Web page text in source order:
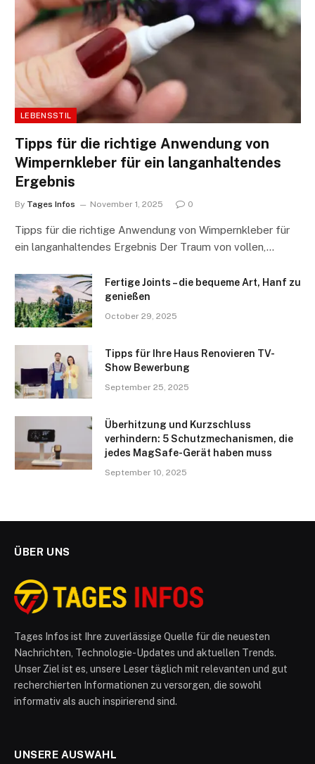
LEBENSSTIL
Tipps für die richtige Anwendung von
Wimpernkleber für ein langanhaltendes
Ergebnis
By Tages Infos November 1, 2025 0
Tipps für die richtige Anwendung von Wimpernkleber für
ein langanhaltendes Ergebnis Der Traum von vollen,…
Fertige Joints – die bequeme Art, Hanf zu
genießen
October 29, 2025
Tipps für Ihre Haus Renovieren TV-
Show Bewerbung
September 25, 2025
Überhitzung und Kurzschluss
verhindern: 5 Schutzmechanismen, die
jedes MagSafe-Gerät haben muss
September 10, 2025
ÜBER UNS
Tages Infos ist Ihre zuverlässige Quelle für die neuesten
Nachrichten, Technologie-Updates und aktuellen Trends.
Unser Ziel ist es, unsere Leser täglich mit relevanten und gut
recherchierten Informationen zu versorgen, die sowohl
informativ als auch inspirierend sind.
UNSERE AUSWAHL